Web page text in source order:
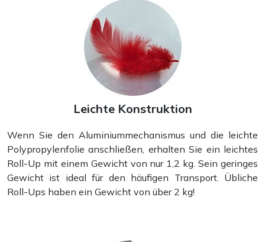
Leichte Konstruktion
Wenn Sie den Aluminiummechanismus und die leichte
Polypropylenfolie anschließen, erhalten Sie ein leichtes
Roll-Up mit einem Gewicht von nur 1,2 kg. Sein geringes
Gewicht ist ideal für den häufigen Transport. Übliche
Roll-Ups haben ein Gewicht von über 2 kg!